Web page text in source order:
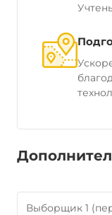
Выборщик 1